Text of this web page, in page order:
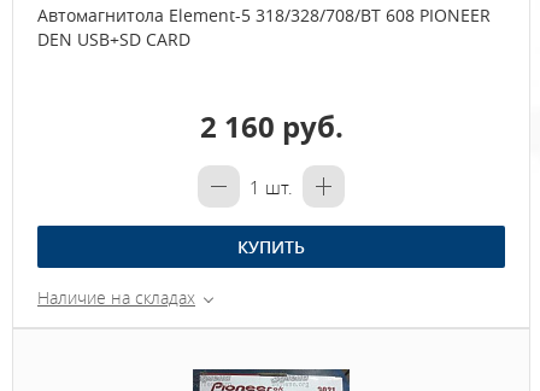
Автомагнитола Element-5 318/328/708/BT 608 PIONEER
DEN USB+SD CARD
2 160 руб.
1 шт.
КУПИТЬ
Наличие на складах